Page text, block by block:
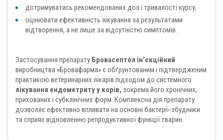
дотримуватись рекомендованих доз і тривалості курсу;
оцінювати ефективність лікування за результатами
відтворення, а не лише за відсутністю симптомів.
Застосування препарату Бровасептол ін’єкційний
виробництва «Бровафарма» є обґрунтованим і підтвердженим
практикою ветеринарних лікарів підходом до системного
лікування ендометриту у корів, зокрема його хронічних,
прихованих і субклінічних форм. Комплексна дія препарату
дозволяє ефективно впливати на основні бактерії-збудники
та сприяє відновленню репродуктивної функції тварин.